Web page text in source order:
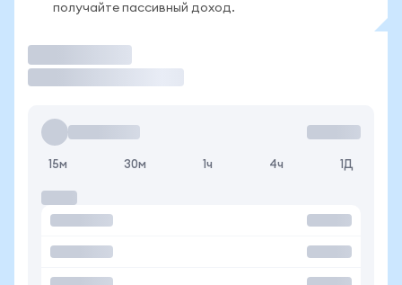
получайте пассивный доход.
15м 30м 1ч 4ч 1Д